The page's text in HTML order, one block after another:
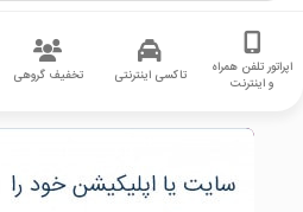
اپراتور تلفن همراه
و اینترنت
تاکسی اینترنتی تخفیف گروهی